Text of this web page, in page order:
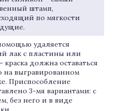
штамп,
по мягкости
удаляется
лак с пластины или
краска должна оставаться
на выгравированном
Приспособление
3-мя вариантами: с
без него и в виде